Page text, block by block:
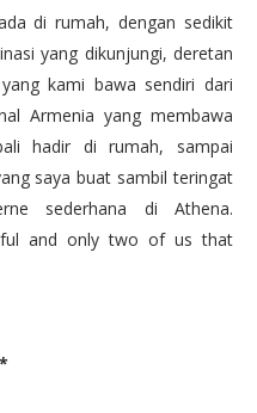
di rumah, dengan sedikit
yang dikunjungi, deretan
kami bawa sendiri dari
Armenia yang membawa
hadir di rumah, sampai
saya buat sambil teringat
sederhana di Athena.
and only two of us that